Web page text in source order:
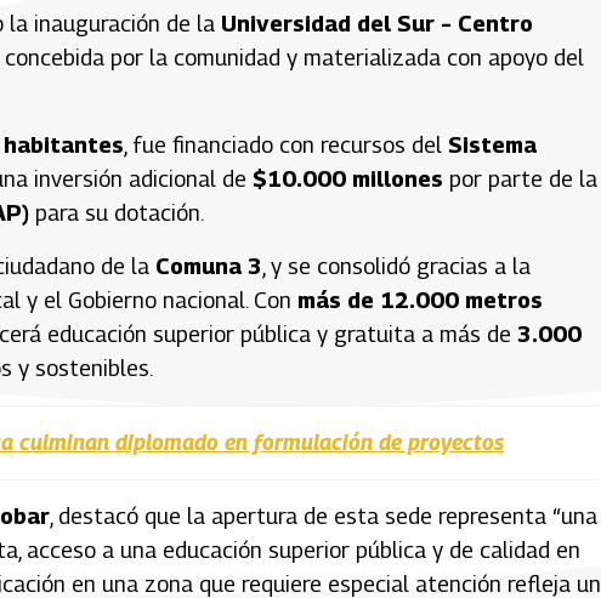
la inauguración de la Universidad del Sur – Centro
concebida por la comunidad y materializada con apoyo del
, fue financiado con recursos del Sistema
inversión adicional de $10.000 millones por parte de la
para su dotación.
de la Comuna 3 , y se consolidó gracias a la
y el Gobierno nacional. Con más de 12.000 metros
educación superior pública y gratuita a más de 3.000
y sostenibles.
culminan diplomado en formulación de proyectos
, destacó que la apertura de esta sede representa “una
acceso a una educación superior pública y de calidad en
en una zona que requiere especial atención refleja un